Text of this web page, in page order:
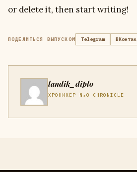
or delete it, then start writing!
ПОДЕЛИТЬСЯ ВЫПУСКОМ Telegram
landik_diplo
ХРОНИКЁР N₂O CHRONICLE